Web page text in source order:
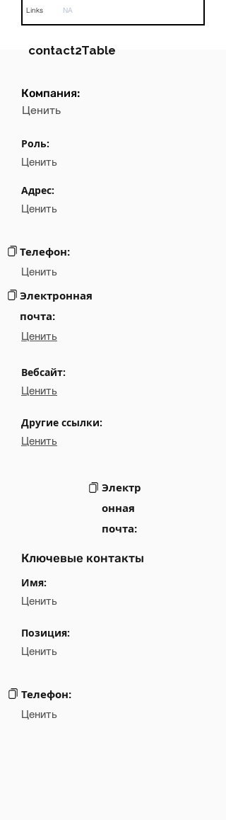
Links NA
contact2Table
Field
Email
Компания:
Ценить
Роль:
Ценить
Адрес:
Ценить
Телефон:
Ценить
Электронная
почта:
Ценить
Вебсайт:
Ценить
Другие ссылки:
Ценить
Электр
онная
почта:
Ключевые контакты
Имя:
Ценить
Позиция:
Ценить
Телефон:
Ценить